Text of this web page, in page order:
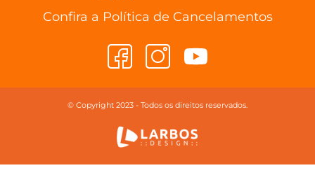
Confira a Política de Cancelamentos
© Copyright 2023 - Todos os direitos reservados.